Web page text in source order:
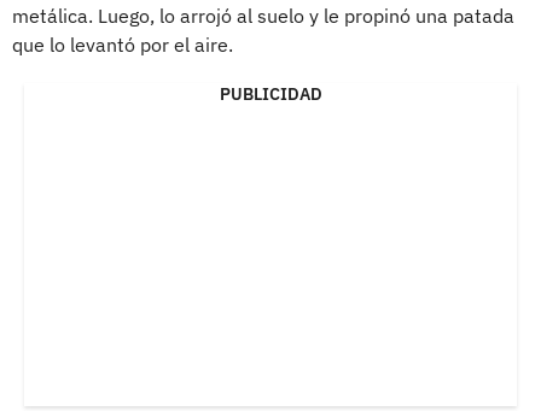
metálica. Luego, lo arrojó al suelo y le propinó una patada
que lo levantó por el aire.
PUBLICIDAD